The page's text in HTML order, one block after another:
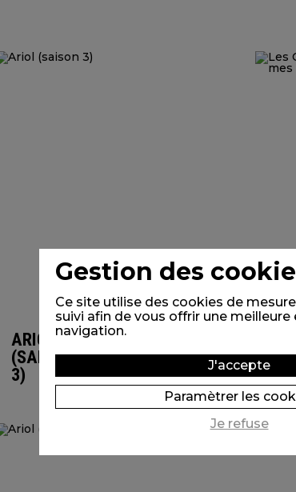
ARIOL
(SAISON
3)
Gestion des
Ce site utilise des cookies de
suivi afin de vous offrir une meilleure
navigation.
J'accepte
Paramètrer les
Je refuse